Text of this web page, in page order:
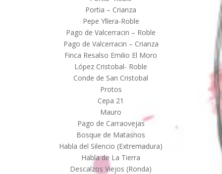
Portia – Crianza
Pepe Yllera-Roble
Pago de Valcerracin – Roble
Pago de Valcerracin – Crianza
Finca Resalso Emilio El Moro
López Cristobal- Roble
Conde de San Cristobal
Protos
Cepa 21
Mauro
Pago de Carraovejas
Bosque de Matasnos
Habla del Silencio (Extremadura)
Habla de La Tierra
Descalzos Viejos (Ronda)